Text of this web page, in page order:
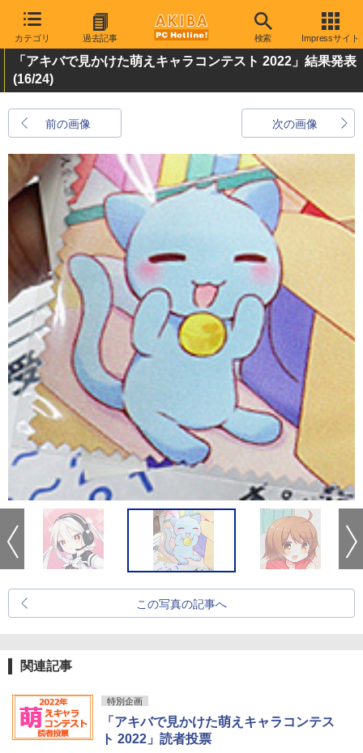
カテゴリ 過去記事 検索 Impressサイト
「アキバで見かけた萌えキャラコンテスト 2022」結果発表
(16/24)
前の画像 次の画像
この写真の記事へ
関連記事
特別企画
「アキバで見かけた萌えキャラコンテス
ト 2022」読者投票